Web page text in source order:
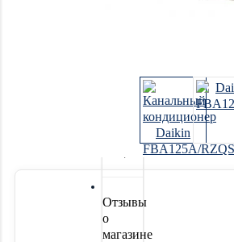
Новинки
Отзывы
о
магазине